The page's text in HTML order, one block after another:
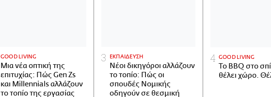
GOOD LIVING
Μια νέα οπτική της
επιτυχίας: Πώς Gen Zs
και Millennials αλλάζουν
το τοπίο της εργασίας
ΕΚΠΑΙΔΕΥΣΗ
Νέοι δικηγόροι αλλάζουν
το τοπίο: Πώς οι
σπουδές Νομικής
οδηγούν σε θεσμική
GOOD LIVING
Το BBQ στο
θέλει χώρο.